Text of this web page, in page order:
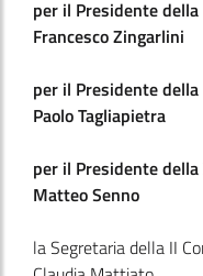
per il Presidente
Francesco Zingarlini
per il Presidente
Paolo Tagliapietra
per il Presidente della
Matteo Senno
la Segretaria della II